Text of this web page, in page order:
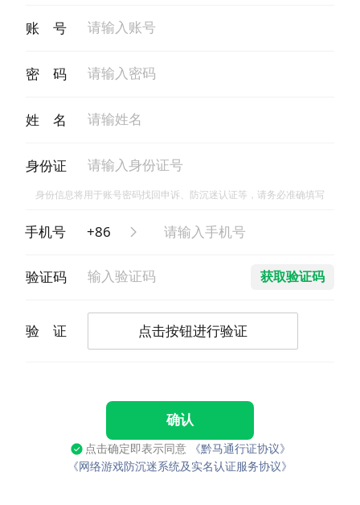
账 号
密 码
姓 名
身份证
身份信息将用于账号密码找回申诉、防沉迷认证等，请务必准确填写
手机号 +86
验证码 获取验证码
验 证 点击按钮进行验证
确认
点击确定即表示同意
《黔马通行证协议》
《网络游戏防沉迷系统及实名认证服务协议》